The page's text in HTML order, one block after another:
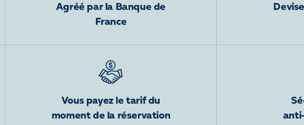
Agréé par la Banque de
France
Vous payez le tarif du
moment de la réservation